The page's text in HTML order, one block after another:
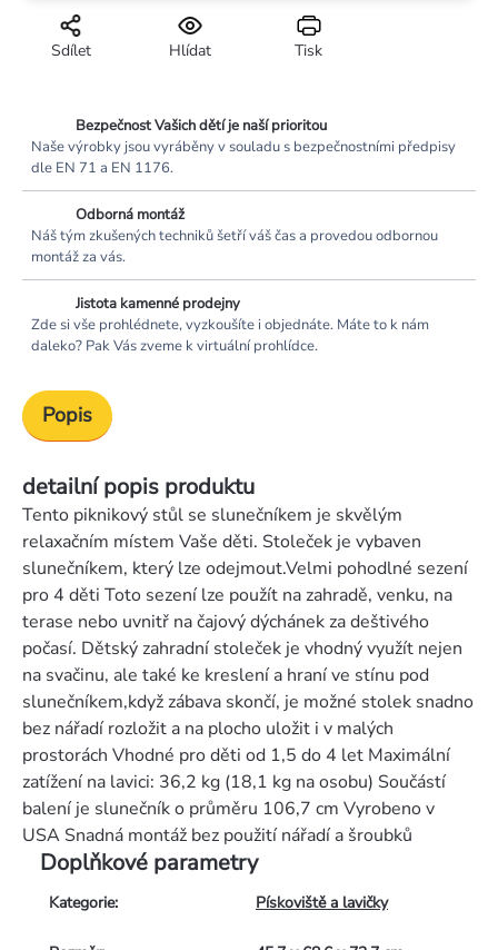
Tisk
Hlídat
Sdílet
Bezpečnost Vašich dětí je naší prioritou
Naše výrobky jsou vyráběny v souladu s bezpečnostními předpisy
dle EN 71 a EN 1176.
Odborná montáž
Náš tým zkušených techniků šetří váš čas a provedou odbornou
montáž za vás.
Jistota kamenné prodejny
Zde si vše prohlédnete, vyzkoušíte i objednáte. Máte to k nám
daleko? Pak Vás zveme k virtuální prohlídce.
Popis
detailní popis produktu
Tento piknikový stůl se slunečníkem je skvělým
relaxačním místem Vaše děti. Stoleček je vybaven
slunečníkem, který lze odejmout.Velmi pohodlné sezení
pro 4 děti Toto sezení lze použít na zahradě, venku, na
terase nebo uvnitř na čajový dýchánek za deštivého
počasí. Dětský zahradní stoleček je vhodný využít nejen
na svačinu, ale také ke kreslení a hraní ve stínu pod
slunečníkem,když zábava skončí, je možné stolek snadno
bez nářadí rozložit a na plocho uložit i v malých
prostorách Vhodné pro děti od 1,5 do 4 let Maximální
zatížení na lavici: 36,2 kg (18,1 kg na osobu) Součástí
balení je slunečník o průměru 106,7 cm Vyrobeno v
USA Snadná montáž bez použití nářadí a šroubků
Doplňkové parametry
Kategorie: Pískoviště a lavičky